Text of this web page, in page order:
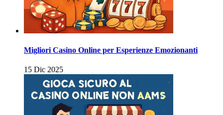
Migliori Casino Online per Esperienze Emozionanti
15 Dic 2025